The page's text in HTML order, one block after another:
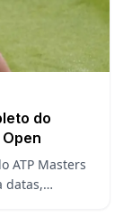
do
ATP Masters
datas,